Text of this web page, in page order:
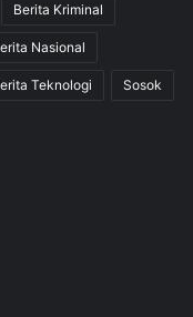
Berita Kriminal
Nasional
Teknologi Sosok